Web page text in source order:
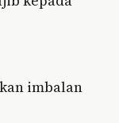
imbalan